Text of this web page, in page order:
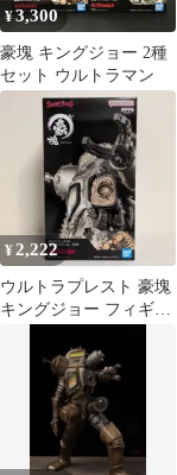
¥3,300
豪塊 キングジョー 2種
セット ウルトラマン
¥2,222
ウルトラプレスト 豪塊
キングジョー フィギュ